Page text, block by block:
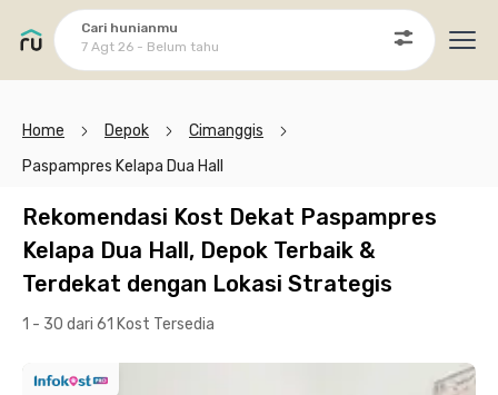
Cari hunianmu
7 Agt 26 - Belum tahu
Home Depok
Cimanggis
Paspampres Kelapa Dua Hall
Rekomendasi Kost Dekat Paspampres
Kelapa Dua Hall, Depok Terbaik &
Terdekat dengan Lokasi Strategis
1 - 30 dari 61 Kost Tersedia